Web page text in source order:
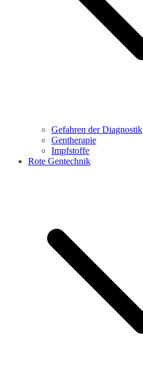
Gefahren der Diagnostik
Gentherapie
Impfstoffe
Rote Gentechnik